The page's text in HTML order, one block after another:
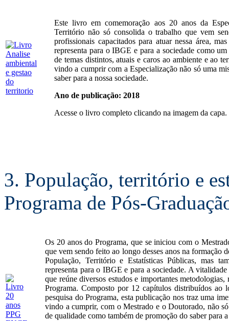
Este livro em comemoração aos 20 anos da
Território não só consolida o trabalho que vem
profissionais capacitados para atuar nessa área,
representa para o IBGE e para a sociedade como
de temas distintos, atuais e caros ao ambiente e ao
vindo a cumprir com a Especialização não só uma
saber para a nossa sociedade.
Ano de publicação: 2018
Acesse o livro completo clicando na imagem da capa.
3. População, território e
Programa de Pós-
Os 20 anos do Programa, que se iniciou com o
que vem sendo feito ao longo desses anos na formação
População, Território e Estatísticas Públicas, mas
representa para o IBGE e para a sociedade. A
que reúne diversos estudos e importantes
Programa. Composto por 12 capítulos distribuídos ao
pesquisa do Programa, esta publicação nos traz uma
vindo a cumprir, com o Mestrado e o Doutorado, não
de qualidade como também de promoção do saber para